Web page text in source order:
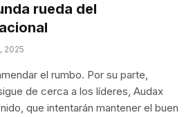
rueda del
2025
el rumbo. Por su parte,
de cerca a los líderes, Audax
que intentarán mantener el buen